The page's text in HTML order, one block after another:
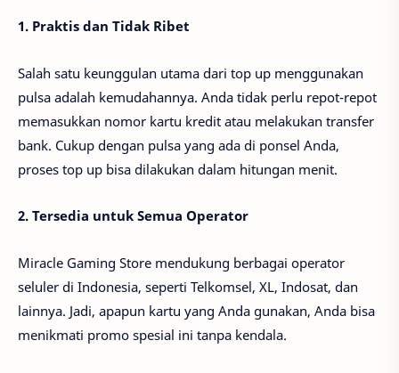
1. Praktis dan Tidak Ribet
Salah satu keunggulan utama dari top up menggunakan
pulsa adalah kemudahannya. Anda tidak perlu repot-repot
memasukkan nomor kartu kredit atau melakukan transfer
bank. Cukup dengan pulsa yang ada di ponsel Anda,
proses top up bisa dilakukan dalam hitungan menit.
2. Tersedia untuk Semua Operator
Miracle Gaming Store mendukung berbagai operator
seluler di Indonesia, seperti Telkomsel, XL, Indosat, dan
lainnya. Jadi, apapun kartu yang Anda gunakan, Anda bisa
menikmati promo spesial ini tanpa kendala.